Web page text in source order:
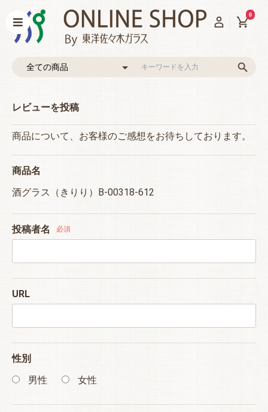
0
レビューを投稿
商品について、お客様のご感想をお待ちしております。
商品名
酒グラス（きりり）B-00318-612
投稿者名 必須
URL
性別
男性
女性